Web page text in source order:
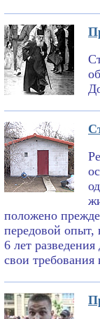
положено прежде
передовой опыт,
6 лет
свои требования